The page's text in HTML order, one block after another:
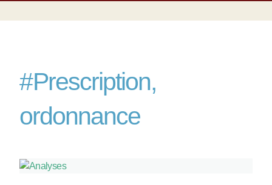
#Prescription,
ordonnance